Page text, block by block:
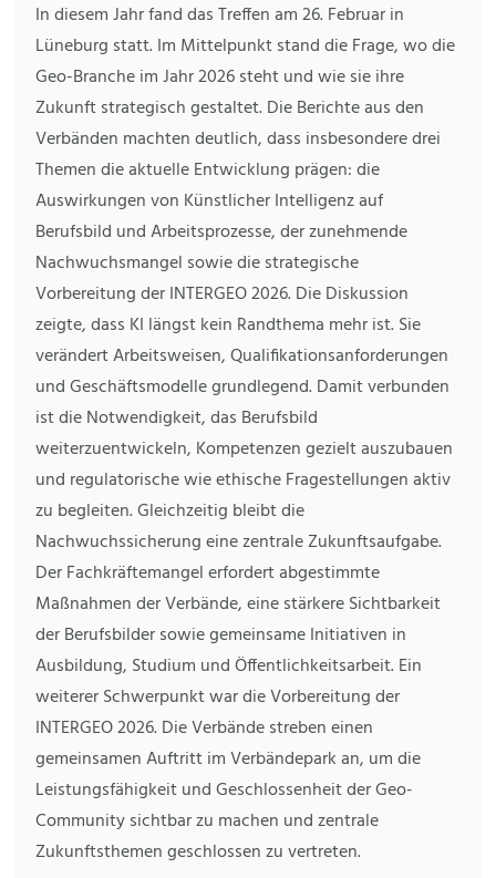
In diesem Jahr fand das Treffen am 26. Februar in
Lüneburg statt. Im Mittelpunkt stand die Frage, wo die
Geo-Branche im Jahr 2026 steht und wie sie ihre
Zukunft strategisch gestaltet. Die Berichte aus den
Verbänden machten deutlich, dass insbesondere drei
Themen die aktuelle Entwicklung prägen: die
Auswirkungen von Künstlicher Intelligenz auf
Berufsbild und Arbeitsprozesse, der zunehmende
Nachwuchsmangel sowie die strategische
Vorbereitung der INTERGEO 2026. Die Diskussion
zeigte, dass KI längst kein Randthema mehr ist. Sie
verändert Arbeitsweisen, Qualifikationsanforderungen
und Geschäftsmodelle grundlegend. Damit verbunden
ist die Notwendigkeit, das Berufsbild
weiterzuentwickeln, Kompetenzen gezielt auszubauen
und regulatorische wie ethische Fragestellungen aktiv
zu begleiten. Gleichzeitig bleibt die
Nachwuchssicherung eine zentrale Zukunftsaufgabe.
Der Fachkräftemangel erfordert abgestimmte
Maßnahmen der Verbände, eine stärkere Sichtbarkeit
der Berufsbilder sowie gemeinsame Initiativen in
Ausbildung, Studium und Öffentlichkeitsarbeit. Ein
weiterer Schwerpunkt war die Vorbereitung der
INTERGEO 2026. Die Verbände streben einen
gemeinsamen Auftritt im Verbändepark an, um die
Leistungsfähigkeit und Geschlossenheit der Geo-
Community sichtbar zu machen und zentrale
Zukunftsthemen geschlossen zu vertreten.